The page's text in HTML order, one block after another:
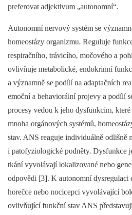
preferovat adjektivum „autonomní“.
Autonomní nervový systém se
homeostázy organizmu. Reguluje
respiračního, trávicího, močového a
ovlivňuje metabolické, endokrin­ní
a významně se podílí na adaptačních
emoční a behaviorální projevy a podílí
procesy vedou k jeho dysfunkcím,
mnoha orgánových systémů,
stav. ANS reaguje individuálně odlišně
i patofyziologické podněty. Dysfunkce
tkání vyvolávají lokalizované nebo
odpovědi [3]. K autonomní dysregulaci
horečce nebo nocicepci vyvolávající
ovlivňující funkční stav ANS